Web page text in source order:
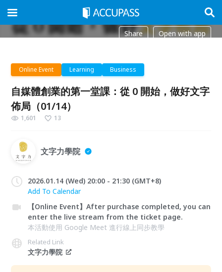
Share Open with app
Online Event Learning Business
自媒體創業的第一堂課：從 0 開始，做好文字
佈局（01/14）
1,601 13
文字力學院
2026.01.14 (Wed) 20:00 - 21:30 (GMT+8)
Add To Calendar
【Online Event】After purchase completed, you can
enter the live stream from the ticket page.
本活動使用 Google Meet 進行線上同步教學
Related Link
文字力學院